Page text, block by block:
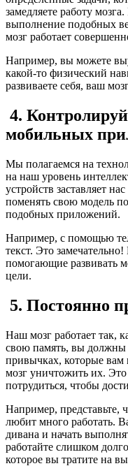
замедляете работу
выполнение подобных
мозг работает
Например, вы можете
какой-то физический
развиваете себя, ваш
4.
мобильных
Мы полагаемся на
на наш уровень
устройств заставляет
поменять свою модель
подобных приложений.
Например, с помощью
текст. Это
помогающие развивать
цели.
5. Постоянно
Наш мозг работает так,
свою память, вы должны
привычках, которые вам
мозг уничтожить их.
потрудиться, чтобы
Например, представьте,
любит много работать.
дивана и начать
работайте слишком
которое вы тратите на